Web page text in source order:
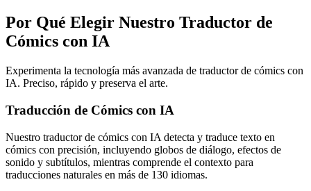
Por Qué Elegir Nuestro Traductor de
Cómics con IA
Experimenta la tecnología más avanzada de traductor de cómics con
IA. Preciso, rápido y preserva el arte.
Traducción de Cómics con IA
Nuestro traductor de cómics con IA detecta y traduce texto en
cómics con precisión, incluyendo globos de diálogo, efectos de
sonido y subtítulos, mientras comprende el contexto para
traducciones naturales en más de 130 idiomas.